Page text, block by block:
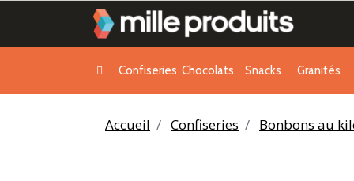
Confiseries Chocolats Snacks Granités
Accueil Confiseries Bonbons au